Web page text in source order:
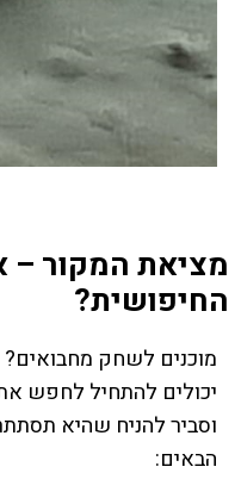
מציאת המקור
החיפושית?
יכולים להתחיל לחפש
וסביר להניח שהיא
הבאים: